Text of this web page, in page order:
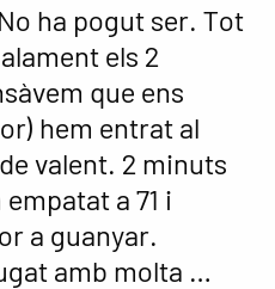
ha pogut ser. Tot
els 2
que ens
hem entrat al
valent. 2 minuts
a 71 i
a guanyar.
amb molta …